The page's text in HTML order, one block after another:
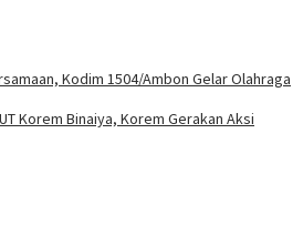
Kodim 1504/Ambon Gelar Olahraga
Korem Binaiya, Korem Gerakan Aksi